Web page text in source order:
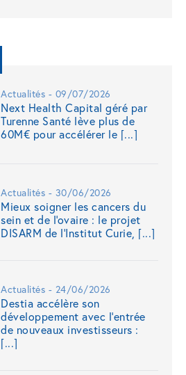
Actualités - 09/07/2026
Next Health Capital géré par
Turenne Santé lève plus de
60M€ pour accélérer le [...]
Actualités - 30/06/2026
Mieux soigner les cancers du
sein et de l'ovaire : le projet
DISARM de l'Institut Curie, [...]
Actualités - 24/06/2026
Destia accélère son
développement avec l’entrée
de nouveaux investisseurs :
[...]